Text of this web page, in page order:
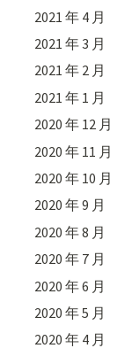
2021 年 4 月
2021 年 3 月
2021 年 2 月
2021 年 1 月
2020 年 12 月
2020 年 11 月
2020 年 10 月
2020 年 9 月
2020 年 8 月
2020 年 7 月
2020 年 6 月
2020 年 5 月
2020 年 4 月